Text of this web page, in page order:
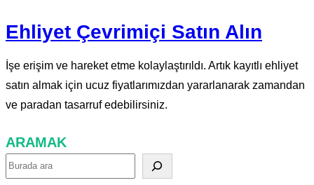
Ehliyet Çevrimiçi Satın Alın
İşe erişim ve hareket etme kolaylaştırıldı. Artık kayıtlı ehliyet
satın almak için ucuz fiyatlarımızdan yararlanarak zamandan
ve paradan tasarruf edebilirsiniz.
ARAMAK
A